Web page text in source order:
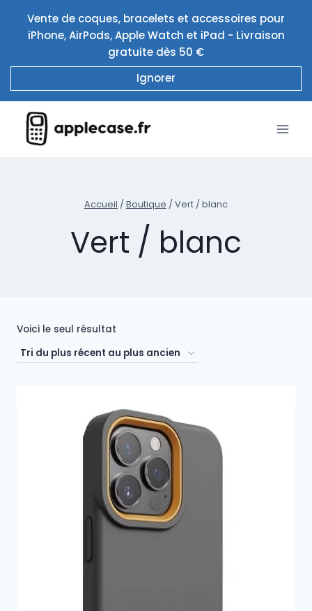
contenu
Vente de coques, bracelets et accessoires pour
iPhone, AirPods, Apple Watch et iPad - Livraison
gratuite dès 50 €
Ignorer
Accueil / Boutique / Vert / blanc
Vert / blanc
Voici le seul résultat